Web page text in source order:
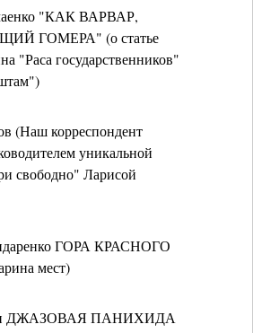
"КАК ВАРВАР,
ГОМЕРА" (о статье
"Раса государственников"
(Наш корреспондент
уникальной
свободно" Ларисой
ГОРА КРАСНОГО
мест)
ДЖАЗОВАЯ ПАНИХИДА